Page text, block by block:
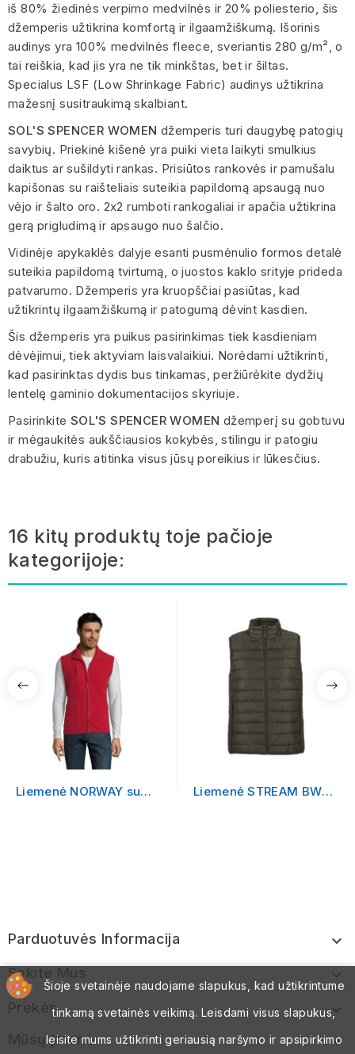
iš 80% žiedinės verpimo medvilnės ir 20% poliesterio, šis
džemperis užtikrina komfortą ir ilgaamžiškumą. Išorinis
audinys yra 100% medvilnės fleece, sveriantis 280 g/m², o
tai reiškia, kad jis yra ne tik minkštas, bet ir šiltas.
Specialus LSF (Low Shrinkage Fabric) audinys užtikrina
mažesnį susitraukimą skalbiant.
SOL'S SPENCER WOMEN džemperis turi daugybę patogių
savybių. Priekinė kišenė yra puiki vieta laikyti smulkius
daiktus ar sušildyti rankas. Prisiūtos rankovės ir pamušalu
kapišonas su raišteliais suteikia papildomą apsaugą nuo
vėjo ir šalto oro. 2x2 rumboti rankogaliai ir apačia užtikrina
gerą prigludimą ir apsaugo nuo šalčio.
Vidinėje apykaklės dalyje esanti pusmėnulio formos detalė
suteikia papildomą tvirtumą, o juostos kaklo srityje prideda
patvarumo. Džemperis yra kruopščiai pasiūtas, kad
užtikrintų ilgaamžiškumą ir patogumą dėvint kasdien.
Šis džemperis yra puikus pasirinkimas tiek kasdieniam
dėvėjimui, tiek aktyviam laisvalaikiui. Norėdami užtikrinti,
kad pasirinktas dydis bus tinkamas, peržiūrėkite dydžių
lentelę gaminio dokumentacijos skyriuje.
Pasirinkite SOL'S SPENCER WOMEN džemperį su gobtuvu
ir mėgaukitės aukščiausios kokybės, stilingu ir patogiu
drabužiu, kuris atitinka visus jūsų poreikius ir lūkesčius.
16 kitų produktų toje pačioje
kategorijoje:
Liemenė NORWAY su
Liemenė STREAM BW
Parduotuvės Informacija 
Sekite Mus
Prekės 
Mūsų Įmonė 
Šioje svetainėje naudojame slapukus, kad užtikrintume
tinkamą svetainės veikimą. Leisdami visus slapukus,
leisite mums užtikrinti geriausią naršymo ir apsipirkimo